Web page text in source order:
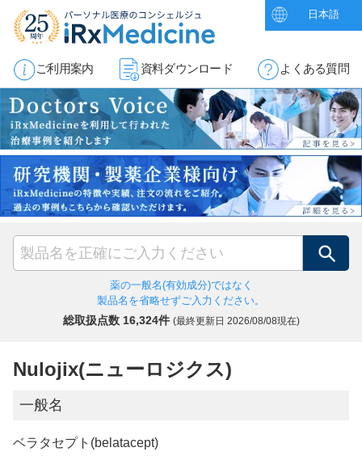
日本語
ご利用案内 資料ダウンロード よくある質問
検索
薬の一般名(有効成分)ではなく
製品名を省略せずご入力ください。
総取扱点数 16,324件 (最終更新日 2026/08/08現在)
Nulojix(ニューロジクス)
一般名
ベラタセプト(belatacept)